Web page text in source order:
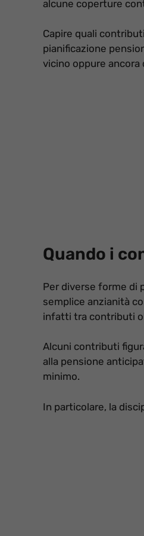
alcune coperture
Capire quali
pianificazione
vicino oppure ancora
Quando i
Per diverse forme di
semplice anzianità
infatti tra contributi
Alcuni contributi
alla pensione
minimo.
In particolare, la